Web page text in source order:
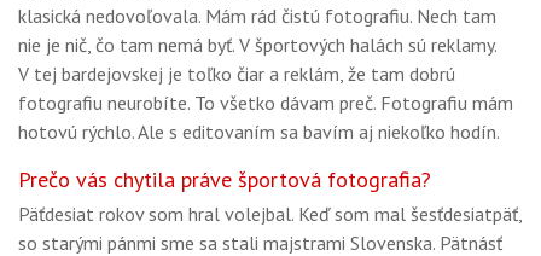
klasická nedovoľovala. Mám rád čistú fotografiu. Nech tam
nie je nič, čo tam nemá byť. V športových halách sú reklamy.
V tej bardejovskej je toľko čiar a reklám, že tam dobrú
fotografiu neurobíte. To všetko dávam preč. Fotografiu mám
hotovú rýchlo. Ale s editovaním sa bavím aj niekoľko hodín.
Prečo vás chytila práve športová fotografia?
Päťdesiat rokov som hral volejbal. Keď som mal šesťdesiatpäť,
so starými pánmi sme sa stali majstrami Slovenska. Pätnásť